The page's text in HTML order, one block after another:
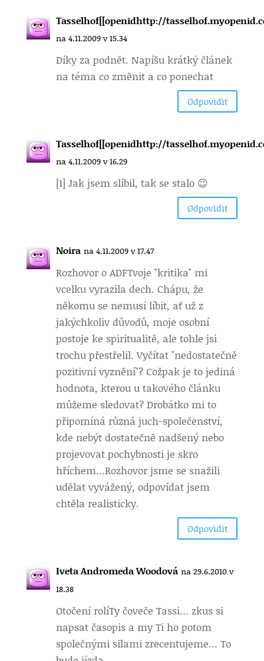
Tasselhof[[openidhttp://
na 4.11.2009 v 15.34
Díky za podnět. Napíšu krátký článek
na téma co změnit a co ponechat
Odpovìdìt
Tasselhof[[openidhttp://
na 4.11.2009 v 16.29
[1] Jak jsem slíbil, tak se stalo 😉
Odpovìdìt
Noira na 4.11.2009 v 17.47
Rozhovor o ADFTvoje "kritika" mi
vcelku vyrazila dech. Chápu, že
někomu se nemusí líbit, ať už z
jakýchkoliv důvodů, moje osobní
postoje ke spiritualitě, ale tohle jsi
trochu přestřelil. Vyčítat "nedostatečně
pozitivní vyznění"? Cožpak je to jediná
hodnota, kterou u takového článku
můžeme sledovat? Drobátko mi to
připomíná různá juch-společenství,
kde nebýt dostatečně nadšený nebo
projevovat pochybnosti je skro
hříchem…Rozhovor jsme se snažili
udělat vyvážený, odpovídat jsem
chtěla realisticky.
Odpovìdìt
Iveta Andromeda Woodová na 29.6.2010 v
18.38
Otočení rolíTy čoveče Tassi… zkus si
napsat časopis a my Ti ho potom
společnými silami zrecentujeme… To